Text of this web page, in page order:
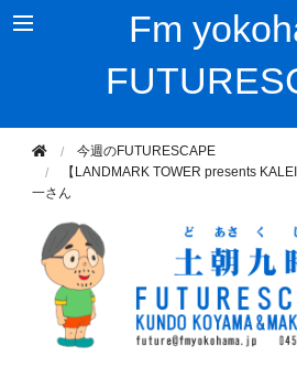
Fm
今週のFUTURESCAPE
【LANDMARK TOWER presents
一さん